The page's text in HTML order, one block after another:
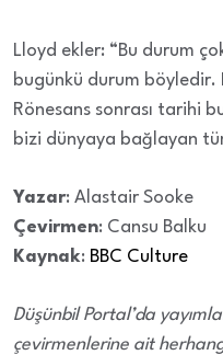
Lloyd ekler: “Bu durum
bugünkü durum böyledir.
Rönesans sonrası tarihi
bizi dünyaya bağlayan
Yazar: Alastair Sooke
Çevirmen: Cansu Balku
Kaynak: BBC Culture
Düşünbil Portal’da
çevirmenlerine ait